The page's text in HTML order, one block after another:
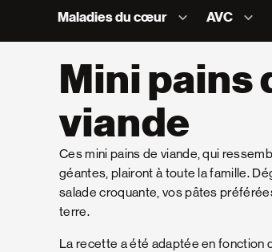
Maladies du cœur AVC
Mini pains
viande
Ces mini pains de viande, qui
géantes, plairont à toute la famille.
salade croquante, vos pâtes
terre.
La recette a été adaptée en fonction